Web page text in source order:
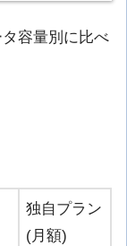
容量別に比べ
独自プラン
(月額)